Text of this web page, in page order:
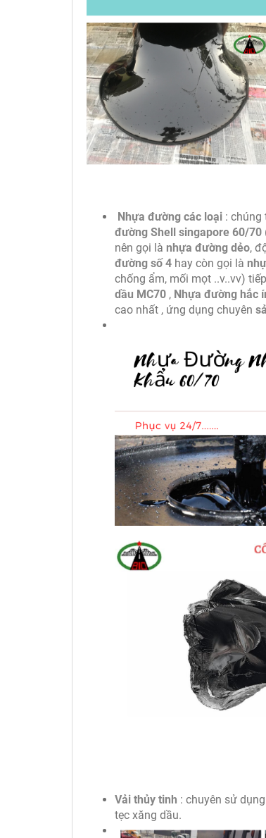
Nhựa đường các loại : chúng
đường Shell singapore 60/70
nên gọi là nhựa đường dẻo,
đường số 4 hay còn gọi là
chống ẩm, mối mọt ..v..vv)
dầu MC70 , Nhựa đường hắc
cao nhất , ứng dụng chuyên
Vải thủy tinh : chuyên sử
tẹc xăng dầu.